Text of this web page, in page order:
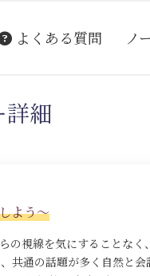
よくある質問 ノ
詳細
よう～
の視線を気にすることな
共通の話題が多く自然と